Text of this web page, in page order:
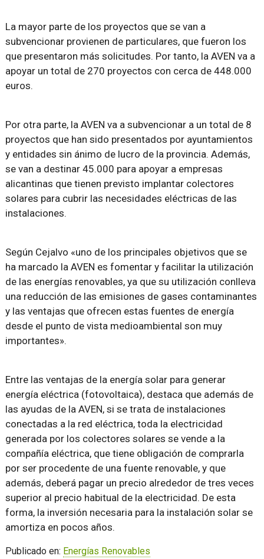
La mayor parte de los proyectos que se van a
subvencionar provienen de particulares, que fueron los
que presentaron más solicitudes. Por tanto, la AVEN va a
apoyar un total de 270 proyectos con cerca de 448.000
euros.
Por otra parte, la AVEN va a subvencionar a un total de 8
proyectos que han sido presentados por ayuntamientos
y entidades sin ánimo de lucro de la provincia. Además,
se van a destinar 45.000 para apoyar a empresas
alicantinas que tienen previsto implantar colectores
solares para cubrir las necesidades eléctricas de las
instalaciones.
Según Cejalvo «uno de los principales objetivos que se
ha marcado la AVEN es fomentar y facilitar la utilización
de las energías renovables, ya que su utilización conlleva
una reducción de las emisiones de gases contaminantes
y las ventajas que ofrecen estas fuentes de energía
desde el punto de vista medioambiental son muy
importantes».
Entre las ventajas de la energía solar para generar
energía eléctrica (fotovoltaica), destaca que además de
las ayudas de la AVEN, si se trata de instalaciones
conectadas a la red eléctrica, toda la electricidad
generada por los colectores solares se vende a la
compañía eléctrica, que tiene obligación de comprarla
por ser procedente de una fuente renovable, y que
además, deberá pagar un precio alrededor de tres veces
superior al precio habitual de la electricidad. De esta
forma, la inversión necesaria para la instalación solar se
amortiza en pocos años.
Publicado en: Energías Renovables